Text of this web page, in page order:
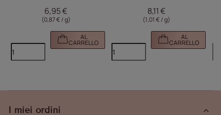
HEMA 8 g
6,95 €
(0,87 € / g)
AL
CARRELLO
8,11 €
(1,01 € / g)
AL
CARRELLO
I miei ordini